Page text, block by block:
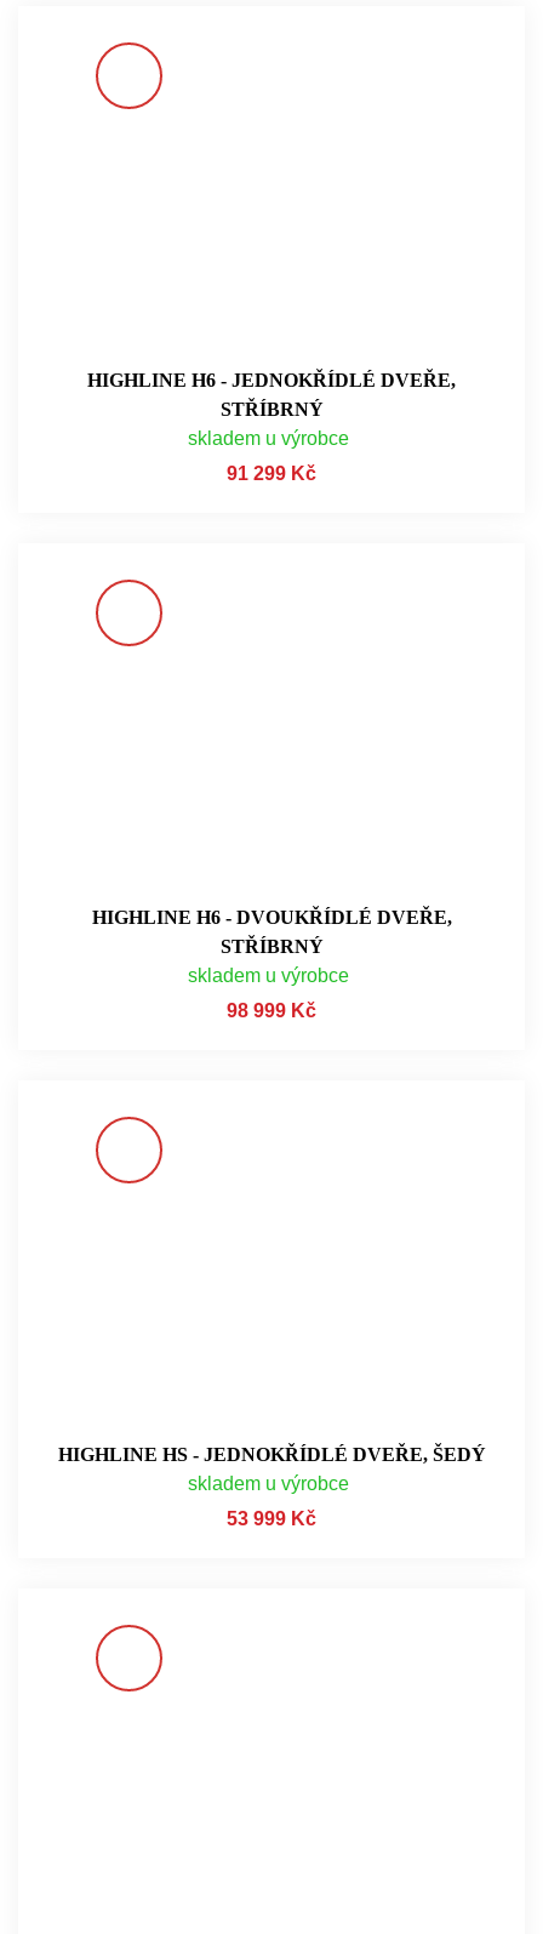
HIGHLINE H6 - JEDNOKŘÍDLÉ DVEŘE,
STŘÍBRNÝ
skladem u výrobce
91 299 Kč
HIGHLINE H6 - DVOUKŘÍDLÉ DVEŘE,
STŘÍBRNÝ
skladem u výrobce
98 999 Kč
HIGHLINE HS - JEDNOKŘÍDLÉ DVEŘE, ŠEDÝ
skladem u výrobce
53 999 Kč